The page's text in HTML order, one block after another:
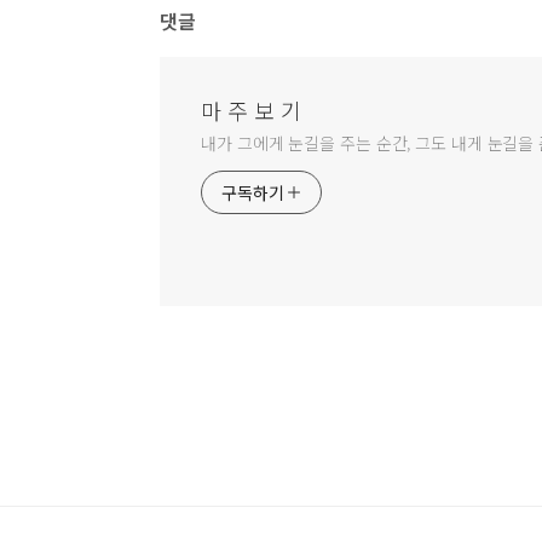
댓글
마 주 보 기
내가 그에게 눈길을 주는 순간, 그도 내게 눈길을
구독하기